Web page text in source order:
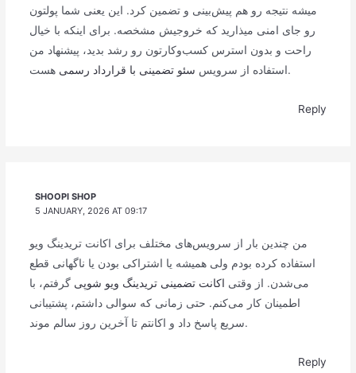
میشه نتیجه رو هم پیش‌بینی و تضمین کرد. این یعنی شما پولتون
رو جای امنی میذارید که خروجیش مشخصه. برای اینکه با خیال
راحت و بدون استرس کسب‌وکارتون رو رشد بدید، پیشنهاد من
استفاده از سرویس سئو تضمینی با قرارداد رسمی هست.
Reply
SHOOPI SHOP
5 JANUARY, 2026 AT 09:17
من چندین بار از سرویس‌های مختلف برای اکانت تریدینگ ویو
استفاده کرده بودم ولی همیشه یا اشتراکی بودن یا ناگهانی قطع
می‌شدن. از وقتی اکانت تضمینی تریدینگ ویو شوپی گرفتم، با
اطمینان کار می‌کنم. حتی زمانی که سوالی داشتم، پشتیبانی
سریع پاسخ داد و اکانتم تا آخرین روز سالم موند.
Reply